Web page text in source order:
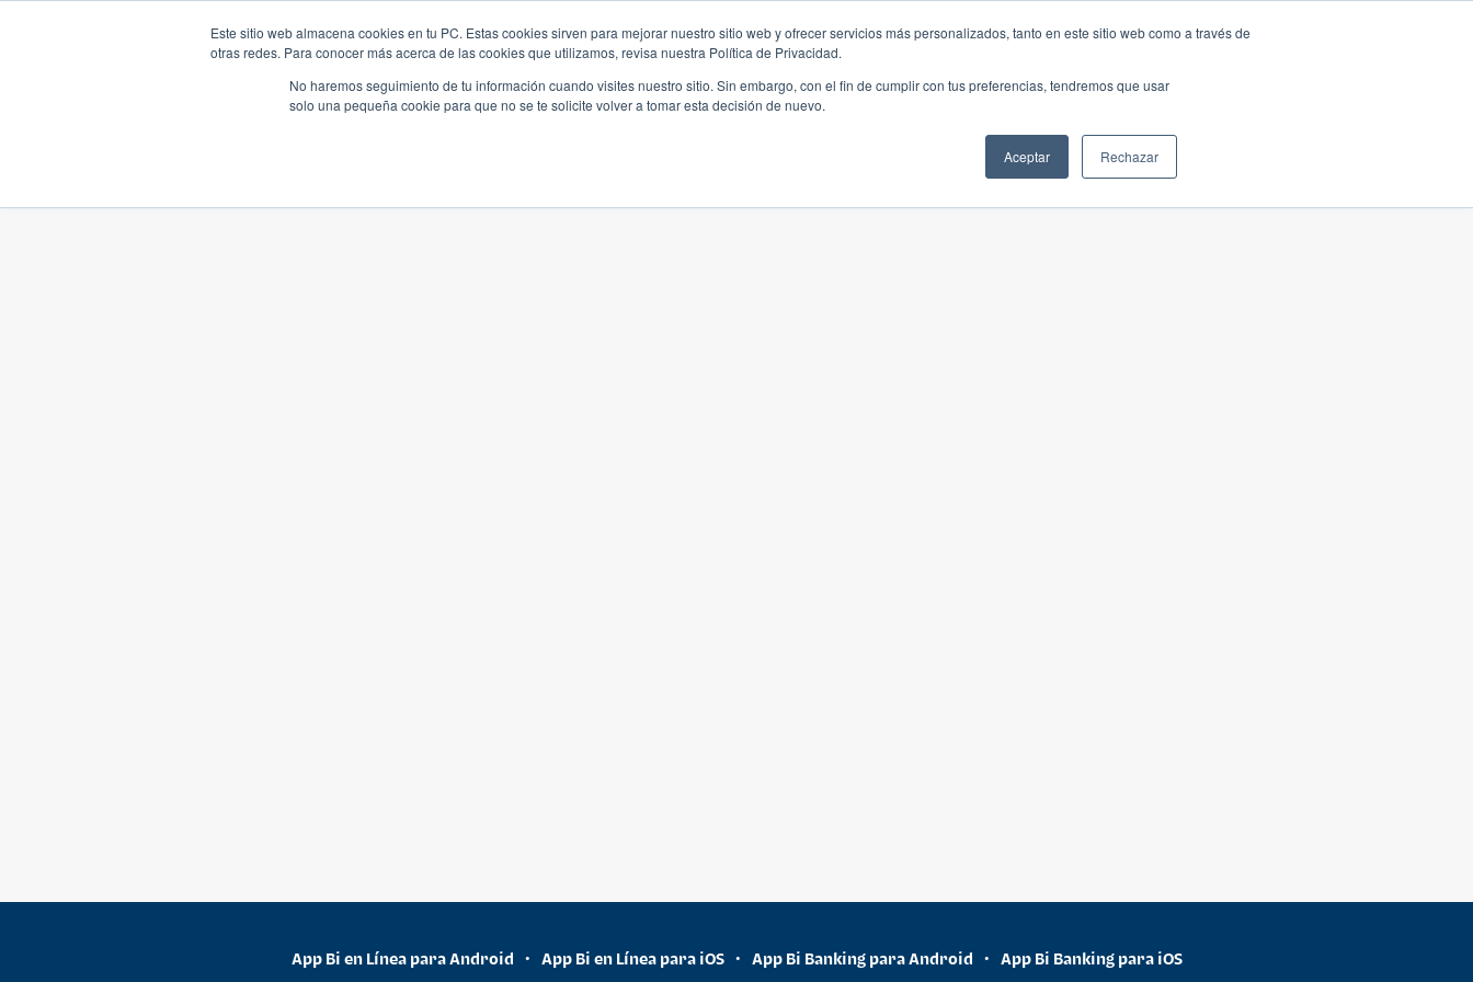
Este sitio web almacena cookies en tu PC. Estas cookies sirven para mejorar nuestro sitio web y ofrecer servicios más personalizados, tanto en este sitio web como a través de
otras redes. Para conocer más acerca de las cookies que utilizamos, revisa nuestra Política de Privacidad.
No haremos seguimiento de tu información cuando visites nuestro sitio. Sin embargo, con el fin de cumplir con tus preferencias, tendremos que usar
solo una pequeña cookie para que no se te solicite volver a tomar esta decisión de nuevo.
Aceptar Rechazar
App Bi en Línea para Android • App Bi en Línea para iOS • App Bi Banking para Android • App Bi Banking para iOS